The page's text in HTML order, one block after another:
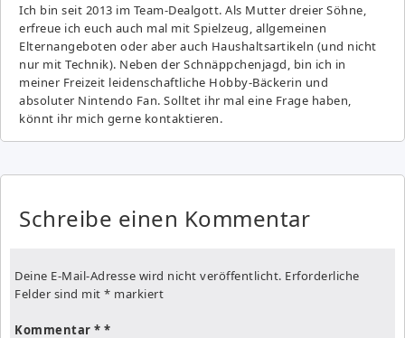
Ich bin seit 2013 im Team-Dealgott. Als Mutter dreier Söhne,
erfreue ich euch auch mal mit Spielzeug, allgemeinen
Elternangeboten oder aber auch Haushaltsartikeln (und nicht
nur mit Technik). Neben der Schnäppchenjagd, bin ich in
meiner Freizeit leidenschaftliche Hobby-Bäckerin und
absoluter Nintendo Fan. Solltet ihr mal eine Frage haben,
könnt ihr mich gerne kontaktieren.
Schreibe einen Kommentar
Deine E-Mail-Adresse wird nicht veröffentlicht. Erforderliche
Felder sind mit * markiert
Kommentar *